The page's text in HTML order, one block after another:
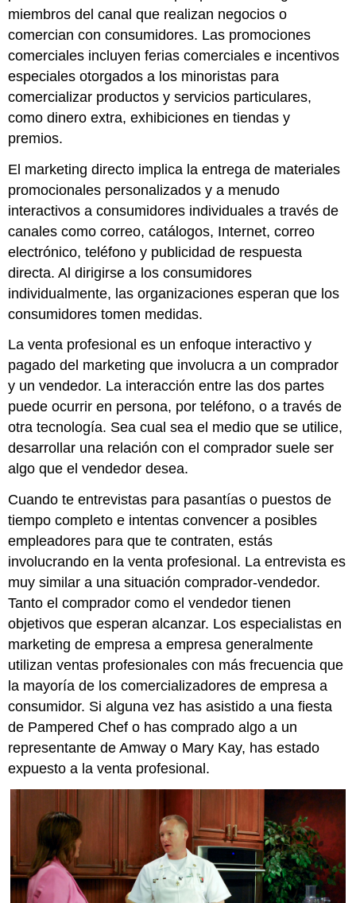
miembros del canal que realizan negocios o
comercian con consumidores. Las promociones
comerciales incluyen ferias comerciales e incentivos
especiales otorgados a los minoristas para
comercializar productos y servicios particulares,
como dinero extra, exhibiciones en tiendas y
premios.
El marketing directo implica la entrega de materiales
promocionales personalizados y a menudo
interactivos a consumidores individuales a través de
canales como correo, catálogos, Internet, correo
electrónico, teléfono y publicidad de respuesta
directa. Al dirigirse a los consumidores
individualmente, las organizaciones esperan que los
consumidores tomen medidas.
Laventa profesional es un enfoque interactivo y
pagado del marketing que involucra a un comprador
y un vendedor. La interacción entre las dos partes
puede ocurrir en persona, por teléfono, o a través de
otra tecnología. Sea cual sea el medio que se utilice,
desarrollar una relación con el comprador suele ser
algo que el vendedor desea.
Cuando te entrevistas para pasantías o puestos de
tiempo completo e intentas convencer a posibles
empleadores para que te contraten, estás
involucrando en la venta profesional. La entrevista es
muy similar a una situación comprador-vendedor.
Tanto el comprador como el vendedor tienen
objetivos que esperan alcanzar. Los especialistas en
marketing de empresa a empresa generalmente
utilizan ventas profesionales con más frecuencia que
la mayoría de los comercializadores de empresa a
consumidor. Si alguna vez has asistido a una fiesta
de Pampered Chef o has comprado algo a un
representante de Amway o Mary Kay, has estado
expuesto a la venta profesional.